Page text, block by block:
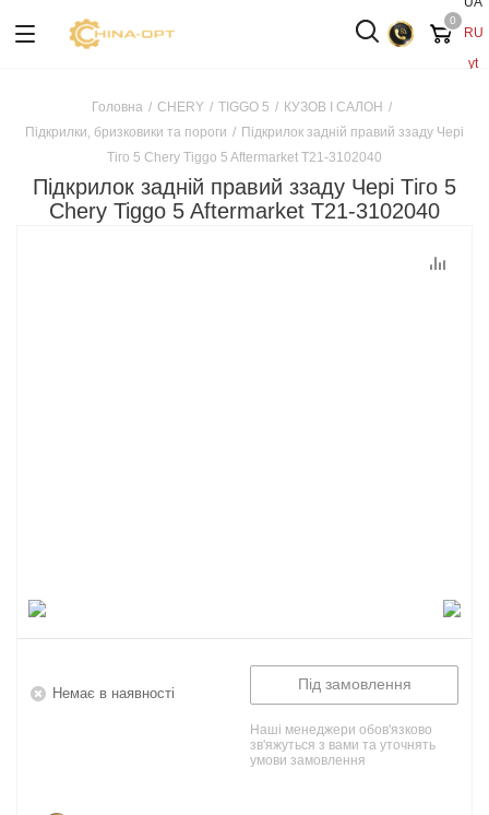
RU
yt
0
Головна / CHERY / TIGGO 5 / КУЗОВ І САЛОН /
Підкрилки, бризковики та пороги / Підкрилок задній правий ззаду Чері
Тіго 5 Chery Tiggo 5 Aftermarket T21-3102040
Підкрилок задній правий ззаду Чері Тіго 5
Chery Tiggo 5 Aftermarket T21-3102040
Немає в наявності
Під замовлення
Наші менеджери обов'язково
зв'яжуться з вами та уточнять
умови замовлення